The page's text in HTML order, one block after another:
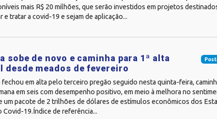
mais R$ 20 milhões, que serão investidos em projetos
e tratar a covid-19 e sejam de aplicação...
sobe de novo e caminha para 1ª alta
desde meados de fevereiro
fechou em alta pelo terceiro pregão seguido nesta quinta-feira,
em seis com desempenho positivo, em meio à melhora no
um pacote de 2 trilhões de dólares de estímulos econômicos dos
Covid-19.Índice de referência...